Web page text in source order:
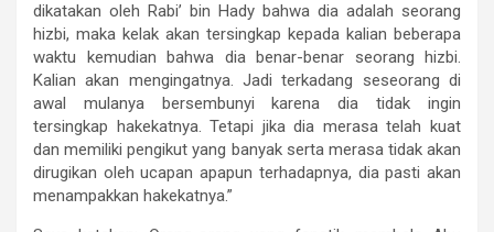
dikatakan oleh Rabi’ bin Hady bahwa dia adalah seorang
hizbi, maka kelak akan tersingkap kepada kalian beberapa
waktu kemudian bahwa dia benar-benar seorang hizbi.
Kalian akan mengingatnya. Jadi terkadang seseorang di
awal mulanya bersembunyi karena dia tidak ingin
tersingkap hakekatnya. Tetapi jika dia merasa telah kuat
dan memiliki pengikut yang banyak serta merasa tidak akan
dirugikan oleh ucapan apapun terhadapnya, dia pasti akan
menampakkan hakekatnya.”